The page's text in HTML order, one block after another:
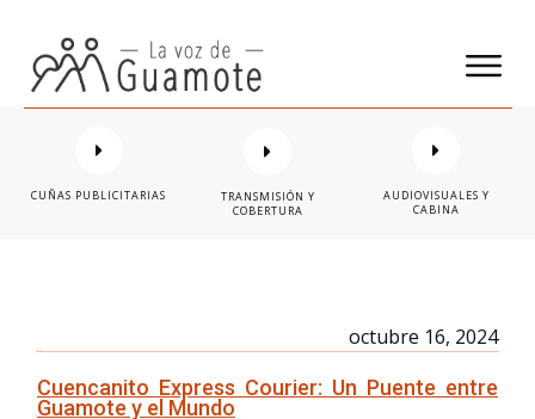
CUÑAS PUBLICITARIAS
TRANSMISIÓN Y
COBERTURA
AUDIOVISUALES Y
CABINA
octubre 16, 2024
Cuencanito Express Courier: Un Puente entre
Guamote y el Mundo